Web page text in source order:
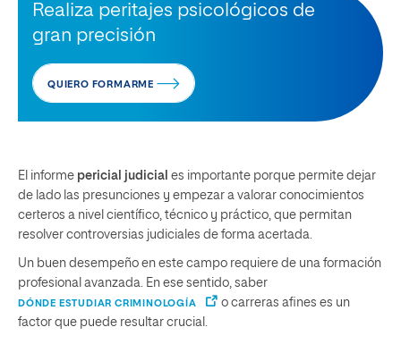
Realiza peritajes psicológicos de
gran precisión
QUIERO FORMARME
El informe pericial judicial es importante porque permite dejar
de lado las presunciones y empezar a valorar conocimientos
certeros a nivel científico, técnico y práctico, que permitan
resolver controversias judiciales de forma acertada.
Un buen desempeño en este campo requiere de una formación
profesional avanzada. En ese sentido, saber
DÓNDE ESTUDIAR CRIMINOLOGÍA
o carreras afines es un
factor que puede resultar crucial.